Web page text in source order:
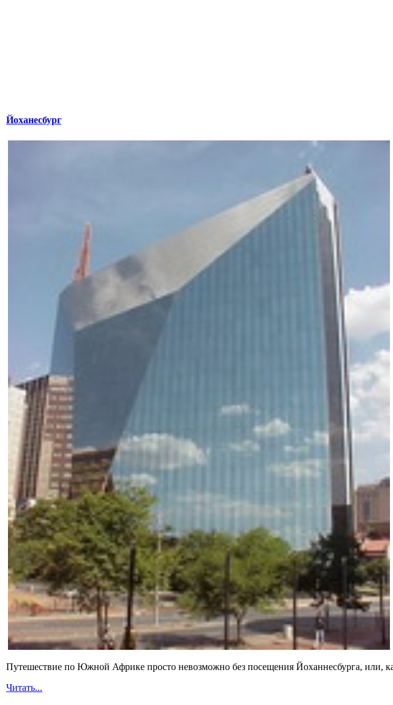
Йоханесбург
Путешествие по Южной Африке просто невозможно без посещения Йоханнесбурга, или,
Читать...